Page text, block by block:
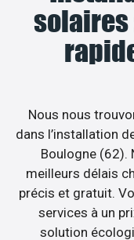
solaires
Nous nous
dans l’installation
Boulogne (62).
meilleurs délais
précis et gratuit.
services à un
solution